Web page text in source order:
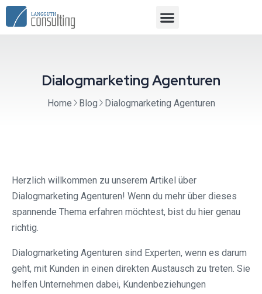
Dialogmarketing Agenturen
Home Blog Dialogmarketing Agenturen
Herzlich willkommen zu unserem Artikel über
Dialogmarketing Agenturen! Wenn du mehr über dieses
spannende Thema erfahren möchtest, bist du hier genau
richtig.
Dialogmarketing Agenturen sind Experten, wenn es darum
geht, mit Kunden in einen direkten Austausch zu treten. Sie
helfen Unternehmen dabei, Kundenbeziehungen